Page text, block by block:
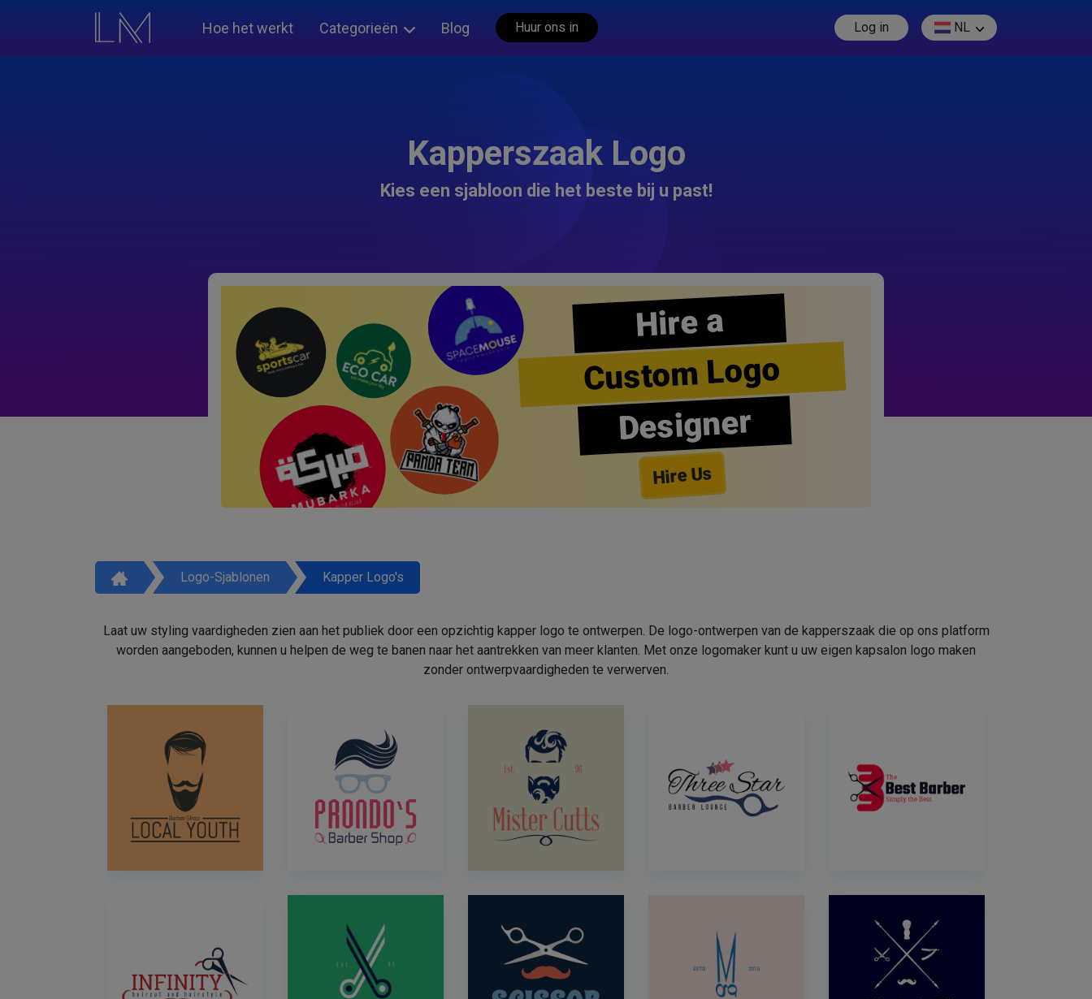
Hoe het werkt Categorieën Blog Huur ons in Log in NL
Kapperszaak Logo
Kies een sjabloon die het beste bij u past!
Hire a
Custom Logo
Designer
Hire Us
Logo-Sjablonen Kapper Logo's
Laat uw styling vaardigheden zien aan het publiek door een opzichtig kapper logo te ontwerpen. De logo-ontwerpen van de kapperszaak die op ons platform
worden aangeboden, kunnen u helpen de weg te banen naar het aantrekken van meer klanten. Met onze logomaker kunt u uw eigen kapsalon logo maken
zonder ontwerpvaardigheden te verwerven.